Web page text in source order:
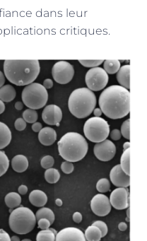
dans leur
critiques.